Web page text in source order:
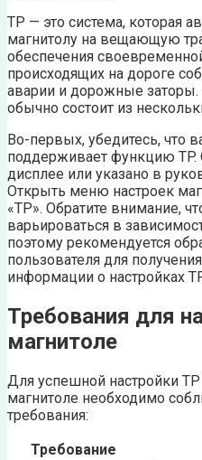
TP — это система, которая
магнитолу на вещающую
обеспечения
происходящих на дороге
аварии и дорожные заторы.
обычно состоит из
Во-первых, убедитесь, что
поддерживает функцию TP.
дисплее или указано в
Открыть меню настроек
«TP». Обратите внимание,
варьироваться в
поэтому рекомендуется
пользователя для
информации о настройках
Требования для
магнитоле
Для успешной настройки
магнитоле необходимо
требования:
Требование